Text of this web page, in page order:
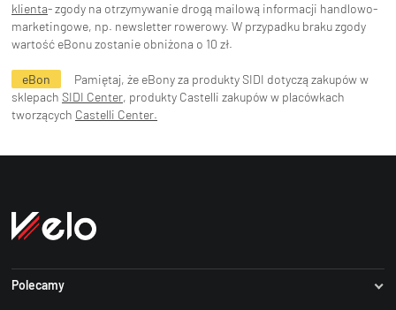
klienta- zgody na otrzymywanie drogą mailową informacji handlowo-
marketingowe, np. newsletter rowerowy. W przypadku braku zgody
wartość eBonu zostanie obniżona o 10 zł.
eBon
Pamiętaj, że eBony za produkty SIDI dotyczą zakupów w
sklepach SIDI Center, produkty Castelli zakupów w placówkach
tworzących Castelli Center.
Polecamy